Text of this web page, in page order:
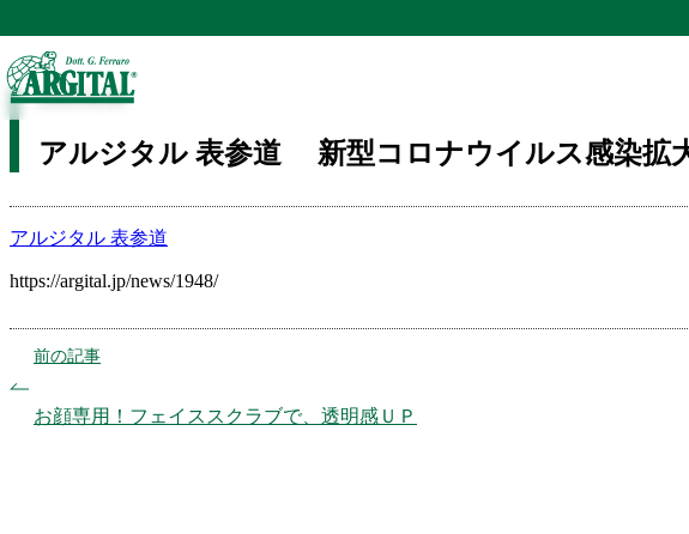
アルジタル 表参道 新型コロナウイルス感染拡大防止に
2020.04.08
アルジタル 表参道 新型コロナウイルス感染拡
アルジタル 表参道
https://argital.jp/news/1948/
前の記事
お顔専用！フェイススクラブで、透明感ＵＰ